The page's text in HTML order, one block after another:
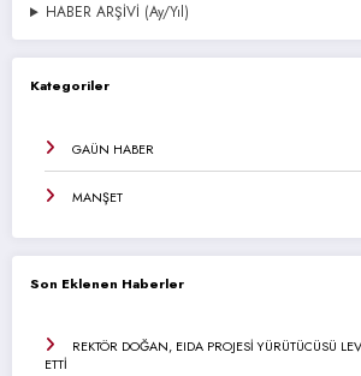
HABER ARŞİVİ (Ay/Yıl)
Kategoriler
GAÜN HABER
MANŞET
Son Eklenen Haberler
REKTÖR DOĞAN, EIDA PROJESİ YÜRÜTÜCÜSÜ
ETTİ